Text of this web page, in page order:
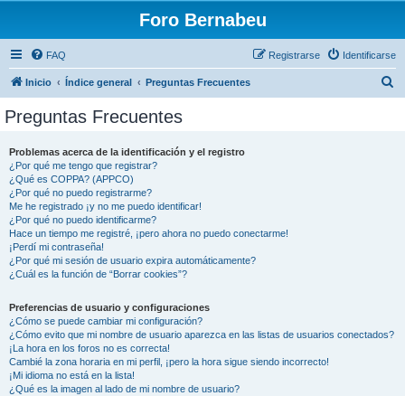
Foro Bernabeu
FAQ Identificarse
Registrarse
Inicio Índice general Preguntas Frecuentes
Preguntas Frecuentes
Problemas acerca de la identificación y el registro
¿Por qué me tengo que registrar?
¿Qué es COPPA? (APPCO)
¿Por qué no puedo registrarme?
Me he registrado ¡y no me puedo identificar!
¿Por qué no puedo identificarme?
Hace un tiempo me registré, ¡pero ahora no puedo conectarme!
¡Perdí mi contraseña!
¿Por qué mi sesión de usuario expira automáticamente?
¿Cuál es la función de “Borrar cookies”?
Preferencias de usuario y configuraciones
¿Cómo se puede cambiar mi configuración?
¿Cómo evito que mi nombre de usuario aparezca en las listas de usuarios conectados?
¡La hora en los foros no es correcta!
Cambié la zona horaria en mi perfil, ¡pero la hora sigue siendo incorrecto!
¡Mi idioma no está en la lista!
¿Qué es la imagen al lado de mi nombre de usuario?